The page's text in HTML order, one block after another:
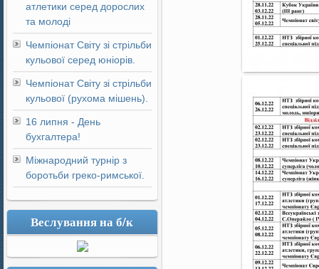
атлетики серед дорослих
та молоді
Чемпіонат Світу зі стрільби
кульової серед юніорів.
Чемпіонат Світу зі стрільби
кульової (рухома мішень).
16 липня - День
бухгалтера!
Міжнародний турнір з
боротьби греко-римської.
Веслування на б/к